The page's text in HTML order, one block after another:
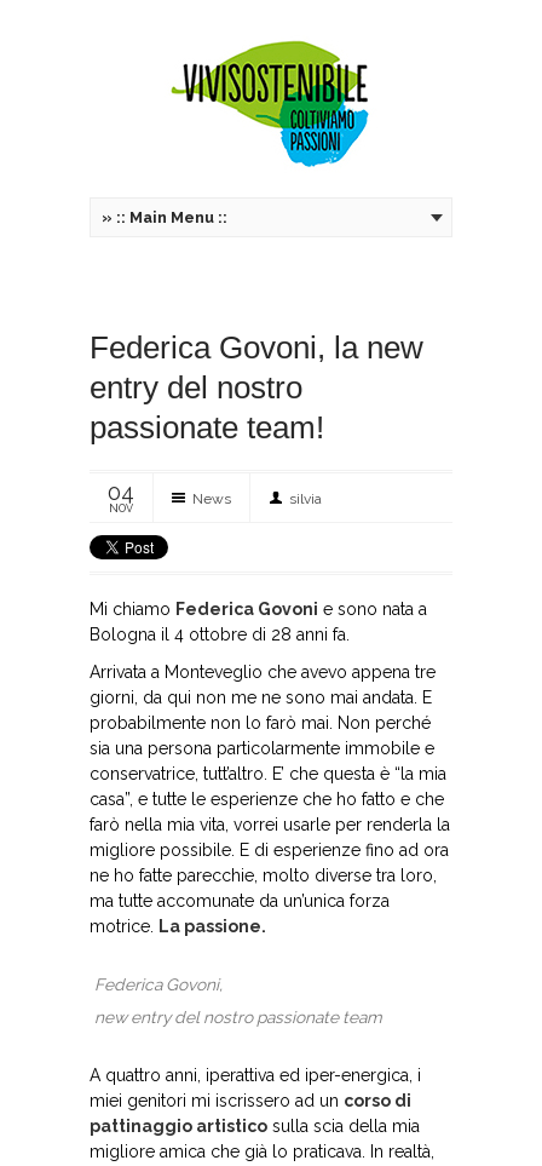
» :: Main Menu ::
Federica Govoni, la new
entry del nostro
passionate team!
04
NOV
News silvia
Mi chiamo Federica Govoni e sono nata a
Bologna il 4 ottobre di 28 anni fa.
Arrivata a Monteveglio che avevo appena tre
giorni, da qui non me ne sono mai andata. E
probabilmente non lo farò mai. Non perché
sia una persona particolarmente immobile e
conservatrice, tutt’altro. E’ che questa è “la mia
casa”, e tutte le esperienze che ho fatto e che
farò nella mia vita, vorrei usarle per renderla la
migliore possibile. E di esperienze fino ad ora
ne ho fatte parecchie, molto diverse tra loro,
ma tutte accomunate da un’unica forza
motrice. La passione.
Federica Govoni,
new entry del nostro passionate team
A quattro anni, iperattiva ed iper-energica, i
miei genitori mi iscrissero ad un corso di
pattinaggio artistico sulla scia della mia
migliore amica che già lo praticava. In realtà,